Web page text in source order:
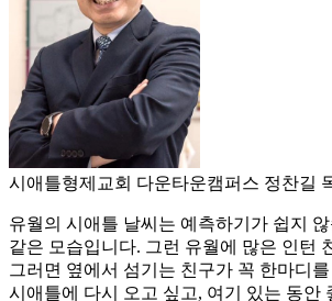
시애틀형제교회 다운타운캠퍼스 정찬길
유월의 시애틀 날씨는 예측하기가 쉽지
같은 모습입니다. 그런 유월에 많은 인턴
그러면 옆에서 섬기는 친구가 꼭 한마디
시애틀에 다시 오고 싶고, 여기 있는 동안